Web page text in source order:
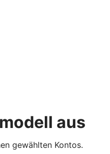
aus
gewählten Kontos.